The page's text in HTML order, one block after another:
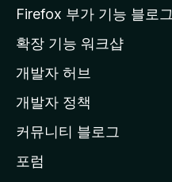
a
페
이
지
이
동
Firefox 부가 기능 블로그
확장 기능 워크샵
개발자 허브
개발자 정책
커뮤니티 블로그
포럼